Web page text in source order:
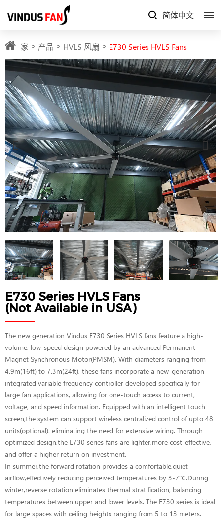
简体中文
家 产品 HVLS 风扇 E730 Series HVLS Fans
E730 Series HVLS Fans
(Not Available in USA)
The new generation Vindus E730 Series HVLS fans feature a high-
volume, low-speed design powered by an advanced Permanent
Magnet Synchronous Motor(PMSM). With diameters ranging from
4.9m(16ft) to 7.3m(24ft), these fans incorporate a new-generation
integrated variable frequency controller developed specifically for
large fan applications, allowing for one-touch access to current,
voltage, and speed information. Equipped with an intelligent touch
screen,the system can support wireless centralized control of upto 48
units(optional), eliminating the need for extensive wiring. Through
optimized design,the E730 series fans are lighter,more cost-effective,
and offer a higher return on investment.
In summer,the forward rotation provides a comfortable,quiet
airflow,effectively reducing perceived temperatures by 3-7°C.During
winter,reverse rotation eliminates thermal stratification, balancing
temperatures between upper and lower levels. The E730 series is ideal
for large spaces with ceiling heights ranging from 5 to 13 meters.